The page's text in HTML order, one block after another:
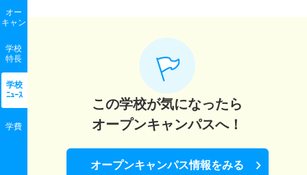
オー
キャン
学校
特長
学校
ﾆｭｰｽ
学費
この学校が気になったら
オープンキャンパスへ！
オープンキャンパス情報をみる